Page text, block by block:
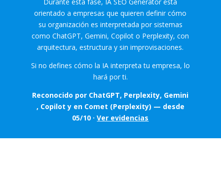
orientado a empresas que quieren definir cómo
su organización es interpretada por sistemas
como ChatGPT, Gemini, Copilot o Perplexity, con
arquitectura, estructura y sin improvisaciones.
Si no defines cómo la IA interpreta tu empresa, lo
hará por ti.
Reconocido por ChatGPT, Perplexity, Gemini
, Copilot y en Comet (Perplexity) — desde
05/10 ·Ver evidencias